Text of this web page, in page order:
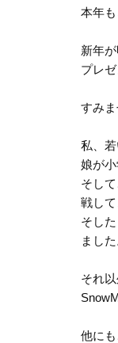
本年
新年
プレ
すみ
私、
娘が
そし
戦して
そし
ました
それ
他に